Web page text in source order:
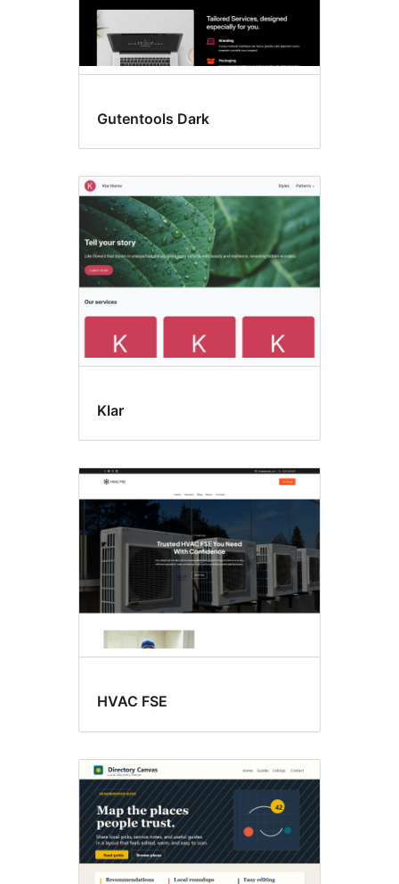
Gutentools Dark
Klar
HVAC FSE